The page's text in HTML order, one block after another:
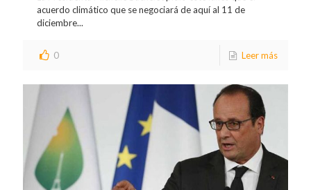
acuerdo climático que se negociará de aquí al 11 de
diciembre...
0 Leer más